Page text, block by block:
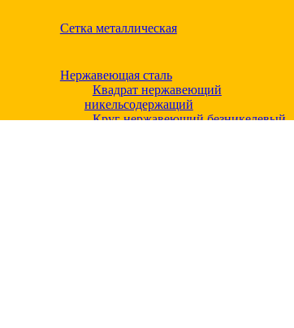
Сетка металлическая
Нержавеющая сталь
Квадрат нержавеющий
никельсодержащий
Круг нержавеющий безникелевый